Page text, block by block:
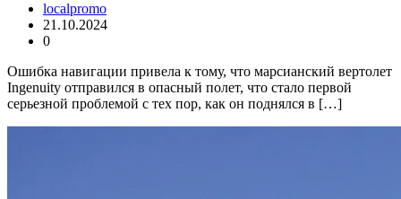
localpromo
21.10.2024
0
Ошибка навигации привела к тому, что марсианский вертолет
Ingenuity отправился в опасный полет, что стало первой
серьезной проблемой с тех пор, как он поднялся в […]